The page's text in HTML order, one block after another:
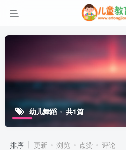
幼儿舞蹈 共1篇
排序 更新 浏览 点赞 评论